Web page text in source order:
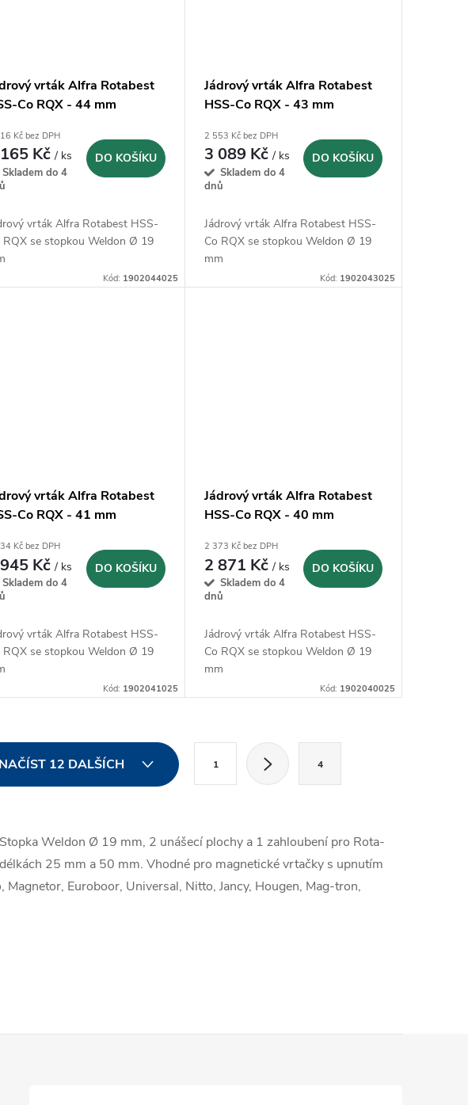
vrták Alfra Rotabest
Co RQX - 44 mm
Kč bez DPH
Kč/ ks
Skladem do 4
DO KOŠÍKU
vrták Alfra Rotabest HSS-
RQX se stopkou Weldon Ø 19
Kód: 1902044025
Jádrový vrták Alfra Rotabest
HSS-Co RQX - 43 mm
2 553 Kč bez DPH
3 089 Kč/ ks
Skladem do 4
dnů
DO KOŠÍKU
Jádrový vrták Alfra Rotabest HSS-
Co RQX se stopkou Weldon Ø 19
mm
Kód: 1902043025
vrták Alfra Rotabest
Co RQX - 41 mm
Kč bez DPH
Kč/ ks
Skladem do 4
DO KOŠÍKU
vrták Alfra Rotabest HSS-
RQX se stopkou Weldon Ø 19
Kód: 1902041025
Jádrový vrták Alfra Rotabest
HSS-Co RQX - 40 mm
2 373 Kč bez DPH
2 871 Kč/ ks
Skladem do 4
dnů
DO KOŠÍKU
Jádrový vrták Alfra Rotabest HSS-
Co RQX se stopkou Weldon Ø 19
mm
Kód: 1902040025
NAČÍST 12 DALŠÍCH
á
n
k
1 4
Weldon Ø 19 mm, 2 unášecí plochy a 1 zahloubení pro Rota-
25 mm a 50 mm. Vhodné pro magnetické vrtačky s upnutím
Euroboor, Universal, Nitto, Jancy, Hougen, Mag-tron,